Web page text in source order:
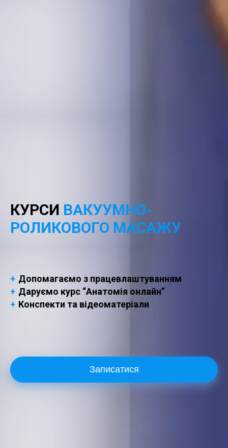
КУРСИ ВАКУУМНО-
РОЛИКОВОГО МАСАЖУ
+ Допомагаємо з працевлаштуванням
+ Даруємо курс “Анатомія онлайн”
+ Конспекти та відеоматеріали
Записатися